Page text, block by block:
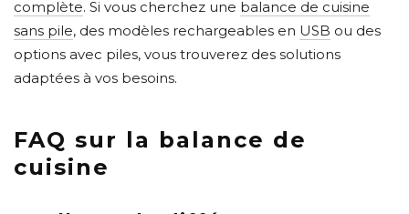
complète. Si vous cherchez une balance de cuisine
sans pile, des modèles rechargeables en USB ou des
options avec piles, vous trouverez des solutions
adaptées à vos besoins.
FAQ sur la balance de
cuisine